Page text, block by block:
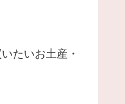
たいお土産・